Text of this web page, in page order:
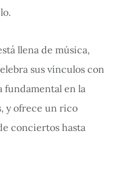
llena de música,
sus vínculos con
fundamental en la
y ofrece un rico
conciertos hasta